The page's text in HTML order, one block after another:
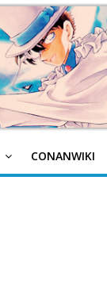
CONANWIKI